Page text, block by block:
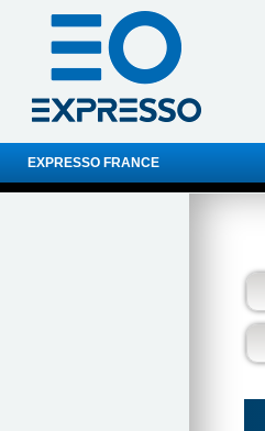
EXPRESSO FRANCE